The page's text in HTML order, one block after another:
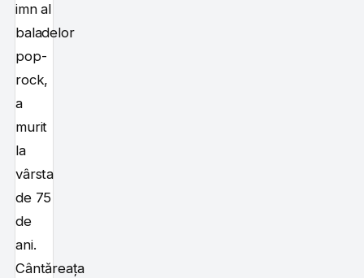
imn al
baladelor
pop-
rock,
a
murit
la
vârsta
de 75
de
ani.
Cântăreața